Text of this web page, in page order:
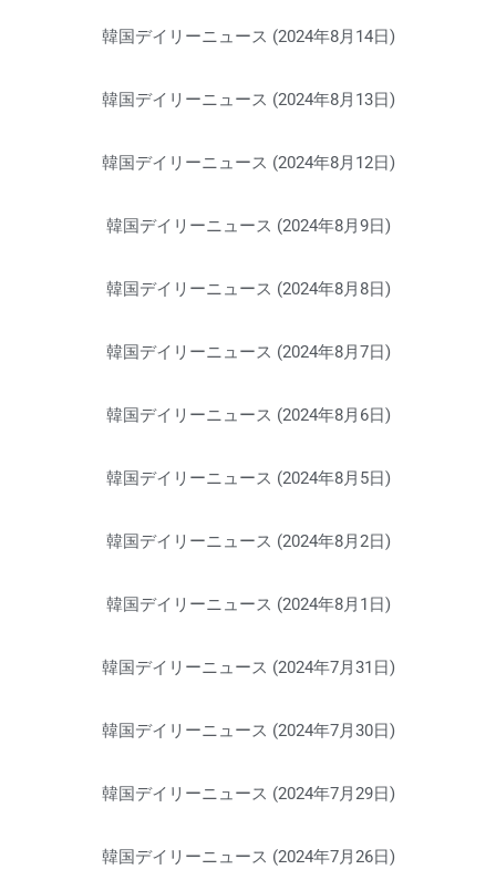
韓国デイリーニュース (2024年8月14日)
韓国デイリーニュース (2024年8月13日)
韓国デイリーニュース (2024年8月12日)
韓国デイリーニュース (2024年8月9日)
韓国デイリーニュース (2024年8月8日)
韓国デイリーニュース (2024年8月7日)
韓国デイリーニュース (2024年8月6日)
韓国デイリーニュース (2024年8月5日)
韓国デイリーニュース (2024年8月2日)
韓国デイリーニュース (2024年8月1日)
韓国デイリーニュース (2024年7月31日)
韓国デイリーニュース (2024年7月30日)
韓国デイリーニュース (2024年7月29日)
韓国デイリーニュース (2024年7月26日)